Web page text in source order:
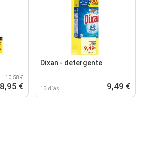
10,58 €
8,95 €
Dixan - detergente
13 días 9,49 €